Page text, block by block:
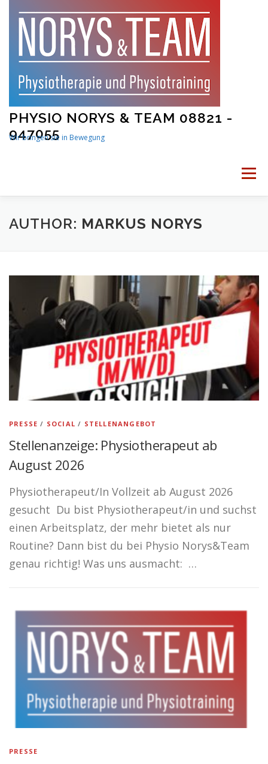
Skip
content
PHYSIO NORYS & TEAM 08821 -
947055
Wir bringen sie in Bewegung
Menu
STARTSEITE PHYSIOTHERAPIE
PRAXIS KONTAKT
PHYSIO NORYS AUF INSTAGRAM
AUTHOR: MARKUS NORYS
PRESSE / SOCIAL / STELLENANGEBOT
Stellenanzeige: Physiotherapeut ab
August 2026
Physiotherapeut/In Vollzeit ab August 2026
gesucht Du bist Physiotherapeut/in und suchst
einen Arbeitsplatz, der mehr bietet als nur
Routine? Dann bist du bei Physio Norys&Team
genau richtig! Was uns ausmacht: …
PRESSE